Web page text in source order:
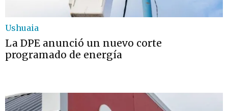
Ushuaia
La DPE anunció un nuevo corte
programado de energía